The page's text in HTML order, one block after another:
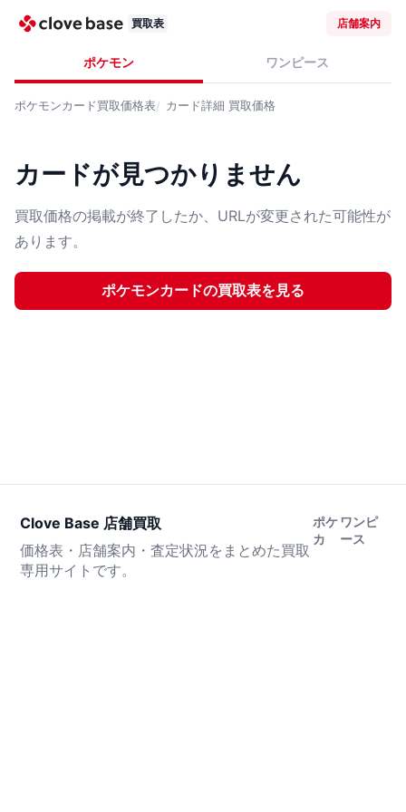
買取表 店舗案内
ポケモン ワンピース
ポケモンカード買取価格表 カード詳細 買取価格
カードが見つかりません
買取価格の掲載が終了したか、URLが変更された可能性が
あります。
ポケモンカードの買取表を見る
Clove Base 店舗買取
価格表・店舗案内・査定状況をまとめた買取
専用サイトです。
ポケ
カ
ワンピ
ース